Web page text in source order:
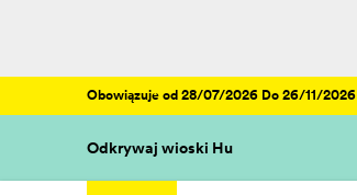
Obowiązuje od 28/07/2026 Do 26/11/2026
Odkrywaj wioski Hu